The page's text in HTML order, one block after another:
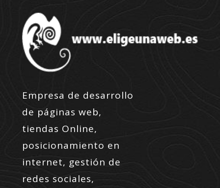
Empresa de desarrollo
de páginas web,
tiendas Online,
posicionamiento en
internet, gestión de
redes sociales,